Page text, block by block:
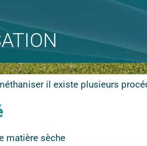
il existe plusieurs
matière sèche